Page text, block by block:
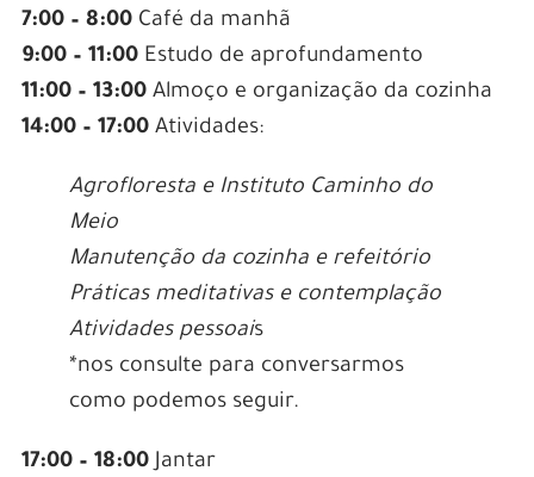
7:00 – 8:00Café da manhã
9:00 – 11:00Estudo de aprofundamento
11:00 – 13:00Almoço e organização da cozinha
14:00 – 17:00Atividades:
Agrofloresta e Instituto Caminho do
Meio
Manutenção da cozinha e refeitório
Práticas meditativas e contemplação
Atividades pessoais
*nos consulte para conversarmos
como podemos seguir.
17:00 – 18:00Jantar